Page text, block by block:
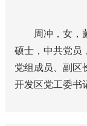
周冲，女，蒙
硕士，中共党员
党组成员、副区
开发区党工委书